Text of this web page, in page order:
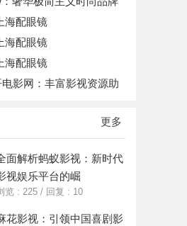
海配眼镜
海配眼镜
海配眼镜
影网：丰富影视资源助
更多
面解析蚂蚁影视：新时代
视娱乐平台的崛
览 : 225 / 回复 : 10
花影视：引领中国喜剧影